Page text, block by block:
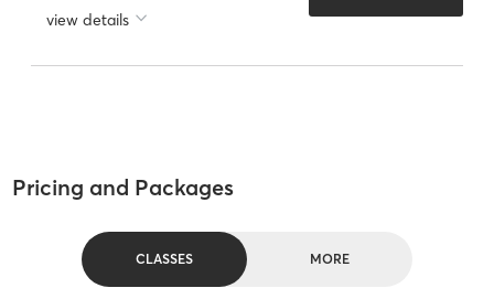
view details
Pricing and Packages
CLASSES MORE